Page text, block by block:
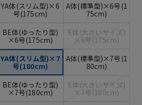
YA体(スリム型)×6
号(175cm)
A体(標準型)×6号(1
75cm)
BE体(ゆったり型)
×6号(175cm)
E体(大きいサイズ)
×6号(175cm)
YA体(スリム型)×7
号(180cm)
A体(標準型)×7号(1
80cm)
BE体(ゆったり型)
×7号(180cm)
E体(大きいサイズ)
×7号(180cm)